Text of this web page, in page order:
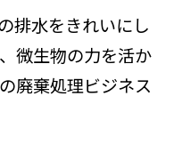
排水をきれいにし
微生物の力を活か
廃棄処理ビジネス